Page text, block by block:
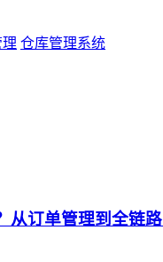
仓库管理系统
从订单管理到全链